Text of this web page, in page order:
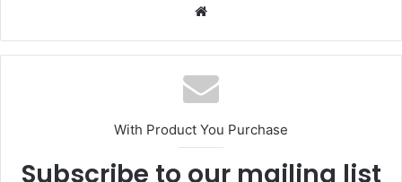
Website
With Product You Purchase
Subscribe to our mailing list